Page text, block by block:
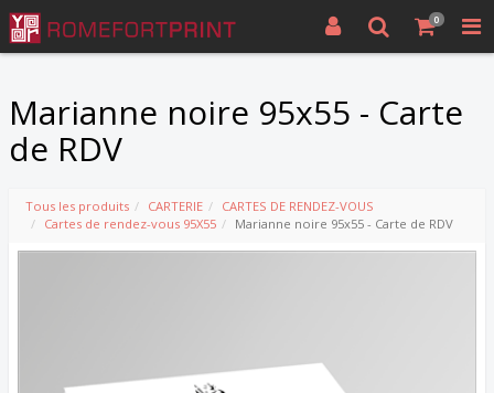
0
Marianne noire 95x55 - Carte
de RDV
Tous les produits CARTERIE
CARTES DE RENDEZ-VOUS
Cartes de rendez-vous 95X55
Marianne noire 95x55 - Carte de RDV